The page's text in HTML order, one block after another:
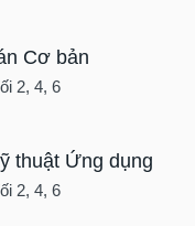
Cơ bản
2, 4, 6
thuật Ứng dụng
2, 4, 6